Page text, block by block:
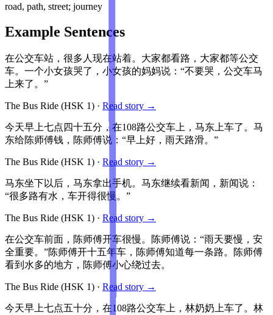
road, path, street; journey
Example Sentences
在公交车站，很多人现在站着。大家都看路，大家都等公交
车。一个小女孩哭了，小女孩的妈妈说：“不要哭，公交车马
上来了。”
The Bus Ride (HSK 1) · Read story →
今天早上七点四十五分，在108路公交车上，马东上车了。马
东给陈师傅钱，陈师傅说：“早上好，雨天路滑。”
The Bus Ride (HSK 1) · Read story →
马东坐下以后，马东拿出手机。马东继续看新闻，新闻说：
“很多路有水，车开得很慢。”
The Bus Ride (HSK 1) · Read story →
在公交车前面，陈师傅开车很慢。陈师傅说：“雨天要慢，安
全重要。”陈师傅开十五年车，陈师傅知道每一条路。陈师傅
看到水多的地方，陈师傅小心绕过去。
The Bus Ride (HSK 1) · Read story →
今天早上七点五十分，在108路公交车上，林奶奶上车了。林